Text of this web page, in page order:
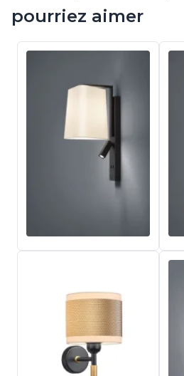
pourriez aimer